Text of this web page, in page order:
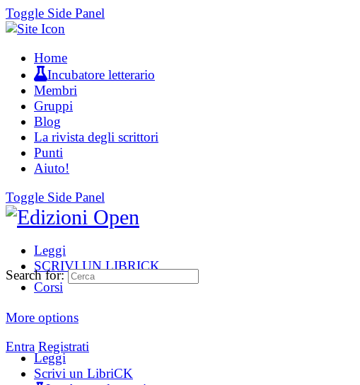
Toggle Side Panel
Home
Incubatore letterario
Membri
Gruppi
Blog
La rivista degli scrittori
Punti
Aiuto!
Toggle Side Panel
Leggi
SCRIVI UN LIBRICK
Corsi
More options
Entra Registrati
Search for:
Leggi
Scrivi un LibriCK